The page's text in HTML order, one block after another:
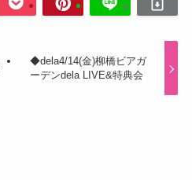
◆dela4/14(金)柳橋ビアガ
ーデンdela LIVE&特典会